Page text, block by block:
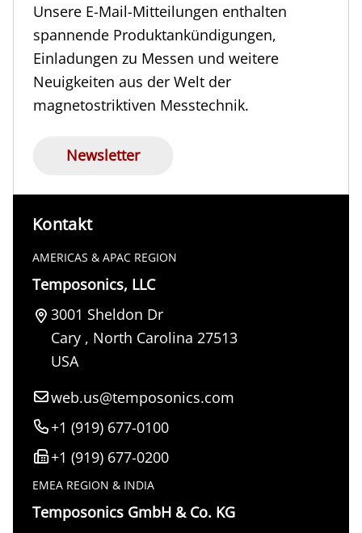
Unsere E-Mail-Mitteilungen enthalten
spannende Produktankündigungen,
Einladungen zu Messen und weitere
Neuigkeiten aus der Welt der
magnetostriktiven Messtechnik.
Newsletter
Kontakt
AMERICAS & APAC REGION
Temposonics, LLC
3001 Sheldon Dr
Cary, North Carolina 27513
USA
web.us@temposonics.com
+1 (919) 677-0100
+1 (919) 677-0200
EMEA REGION & INDIA
Temposonics GmbH & Co. KG